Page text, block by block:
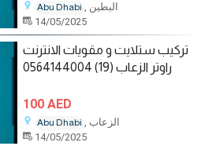
Abu Dhabi
, البطين
14/05/2025
تركيب ستلايت و مقويات الانترنت
راوتر الزعاب (19) 0564144004
100 AED
Abu Dhabi
, الزعاب
14/05/2025